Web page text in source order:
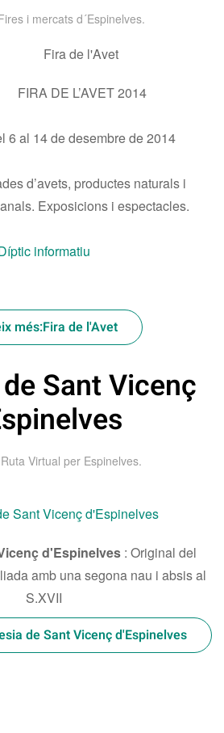
i mercats d´Espinelves.
Fira de l'Avet
FIRA DE L’AVET 2014
6 al 14 de desembre de 2014
d’avets, productes naturals i
Exposicions i espectacles.
informatiu
més:Fira de l'Avet
Sant Vicenç
Ruta Virtual per Espinelves.
d'Espinelves: Original del
amb una segona nau i absis al
S.XVII
de Sant Vicenç d'Espinelves